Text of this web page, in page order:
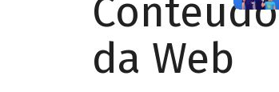
Conteúdo
da Web